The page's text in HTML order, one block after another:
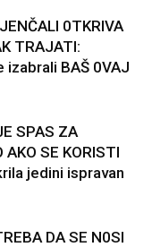
0TKRIVA
TRAJATI:
izabrali BAŠ 0VAJ
SPAS ZA
SE KORISTI
jedini ispravan
DA SE N0SI